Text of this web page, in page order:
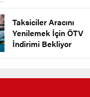
Taksiciler Aracını
Yenilemek İçin ÖTV
İndirimi Bekliyor